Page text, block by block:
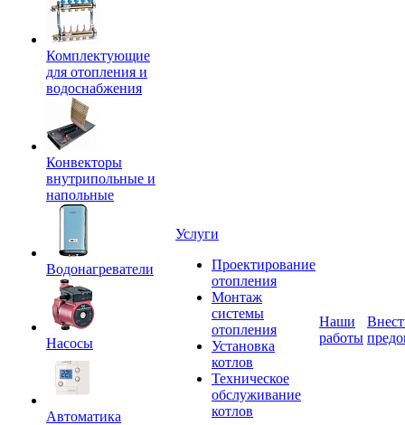
Комплектующие
для отопления и
водоснабжения
Конвекторы
внутрипольные и
напольные
Водонагреватели
Насосы
Автоматика
Услуги
Проектирование
отопления
Монтаж
системы
отопления
Установка
котлов
Техническое
обслуживание
котлов
Наши
работы